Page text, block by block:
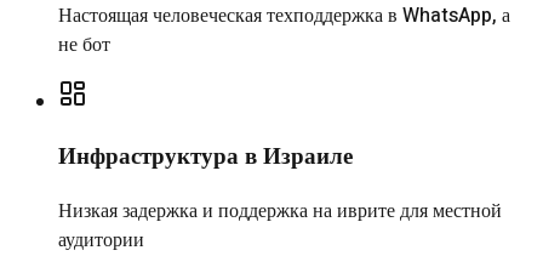
Настоящая человеческая техподдержка в WhatsApp, а
не бот
Инфраструктура в Израиле
Низкая задержка и поддержка на иврите для местной
аудитории